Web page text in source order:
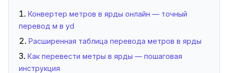
Конвертер метров в ярды онлайн — точный
перевод м в yd
Расширенная таблица перевода метров в ярды
Как перевести метры в ярды — пошаговая
инструкция